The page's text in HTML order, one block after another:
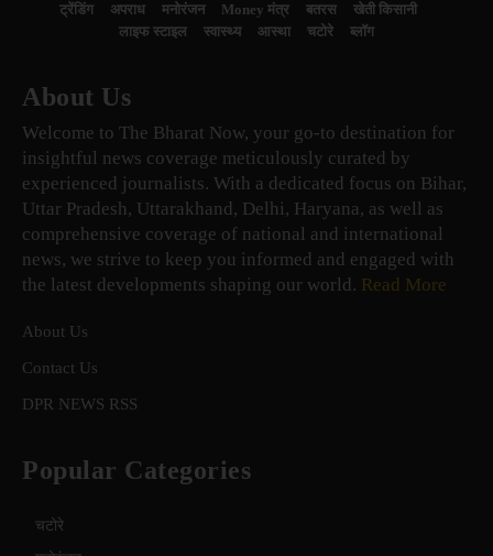
ट्रेंडिंग
अपराध मनोरंजन Money मंत्र बतरस
खेती किसानी
लाइफ स्टाइल
स्वास्थ्य आस्था चटोरे ब्लॉग
About Us
Welcome to The Bharat Now, your go-to destination for
insightful news coverage meticulously curated by
experienced journalists. With a dedicated focus on Bihar,
Uttar Pradesh, Uttarakhand, Delhi, Haryana, as well as
comprehensive coverage of national and international
news, we strive to keep you informed and engaged with
the latest developments shaping our world. Read More
About Us
Contact Us
DPR NEWS RSS
Popular Categories
चटोरे